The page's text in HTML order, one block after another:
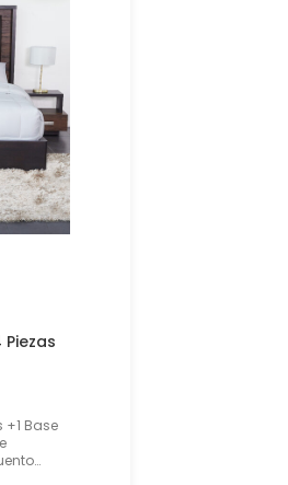
+1 Base